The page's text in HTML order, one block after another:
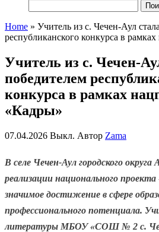
Home » Учитель из с. Чечен-Аул
республиканского конкурса в
Учитель из с. Чечен-
победителем
конкурса в рамках
«Кадры»
07.04.2026 Выкл. Автор Zama
В селе Чечен-Аул городского округа
реализации национального
значимое достижение в сфере
профессионального потенциала.
литературы МБОУ «СОШ № 2 с.